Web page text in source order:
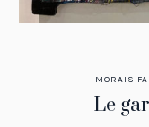
MORAIS
Le